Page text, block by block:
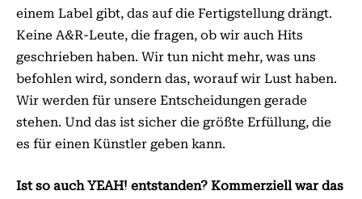
einem La­­bel gibt, das auf die Fertigstellung drängt.
Keine A&R-Leute, die fragen, ob wir auch Hits
geschrieben haben. Wir tun nicht mehr, was uns
befohlen wird, sondern das, worauf wir Lust haben.
Wir werden für unsere Entscheidungen gerade
stehen. Und das ist sicher die größte Erfüllung, die
es für einen Künstler geben kann.
Ist so auch YEAH! entstanden? Kommerziell war das